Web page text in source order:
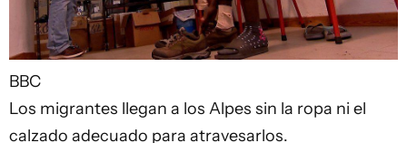
BBC
Los migrantes llegan a los Alpes sin la ropa ni el
calzado adecuado para atravesarlos.